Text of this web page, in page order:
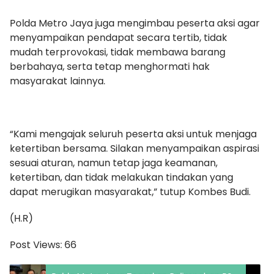
Polda Metro Jaya juga mengimbau peserta aksi agar
menyampaikan pendapat secara tertib, tidak
mudah terprovokasi, tidak membawa barang
berbahaya, serta tetap menghormati hak
masyarakat lainnya.
“Kami mengajak seluruh peserta aksi untuk menjaga
ketertiban bersama. Silakan menyampaikan aspirasi
sesuai aturan, namun tetap jaga keamanan,
ketertiban, dan tidak melakukan tindakan yang
dapat merugikan masyarakat,” tutup Kombes Budi.
(H.R)
Post Views: 66